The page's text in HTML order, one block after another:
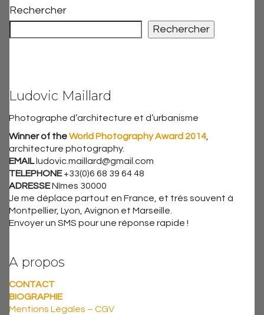
Rechercher
Rechercher
Ludovic Maillard
Photographe d’architecture et d’urbanisme
Winner of theWorld Photography Award 2014
architecture photography.
EMAILludovic.maillard@gmail.com
TELEPHONE+33(0)6 68 39 64 48
ADRESSENîmes 30000
Je me déplace partout en France, et très souvent à
Montpellier, Lyon, Avignon et Marseille.
Envoyer un SMS pour une réponse rapide !
A propos
CONTACT
BIOGRAPHIE
Mentions Légales – CGV